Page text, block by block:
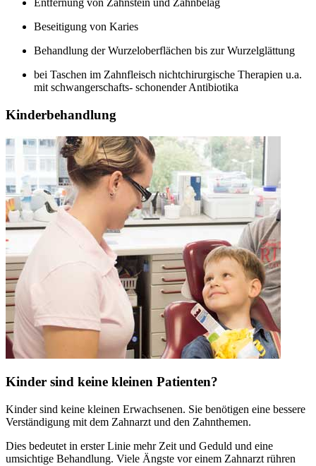
Entfernung von Zahnstein und Zahnbelag
Beseitigung von Karies
Behandlung der Wurzeloberflächen bis zur Wurzelglättung
bei Taschen im Zahnfleisch nichtchirurgische Therapien u.a.
mit schwangerschafts- schonender Antibiotika
Kinderbehandlung
Kinder sind keine kleinen Patienten?
Kinder sind keine kleinen Erwachsenen. Sie benötigen eine bessere
Verständigung mit dem Zahnarzt und den Zahnthemen.
Dies bedeutet in erster Linie mehr Zeit und Geduld und eine
umsichtige Behandlung. Viele Ängste vor einem Zahnarzt rühren